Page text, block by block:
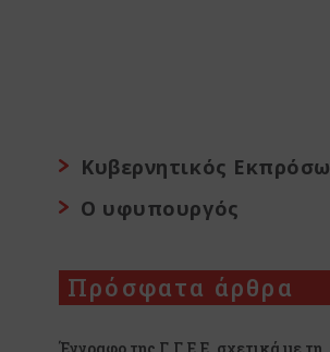
Κυβερνητικός
Ο υφυπουργός
Πρόσφατα άρθρα
Έγγραφο της Γ.Γ.Ε.Ε. σχετικά με τη